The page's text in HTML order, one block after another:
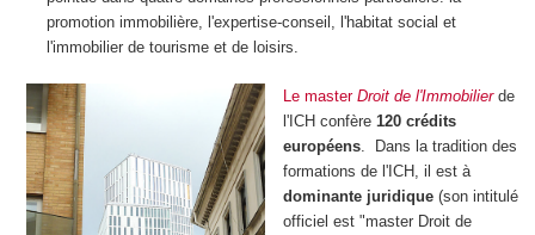
promotion immobilière, l'expertise-conseil, l'habitat social et
l'immobilier de tourisme et de loisirs.
Le master Droit de l'Immobilier de
l'ICH confère 120 crédits
européens. Dans la tradition des
formations de l'ICH, il est à
dominante juridique(son intitulé
officiel est "master Droit de